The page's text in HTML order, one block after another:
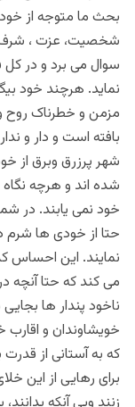
بحث ما متوجه از
شخصیت، عزت ، شرف،
سوال می برد و در
نماید. هرچند خود
مزمن و خطرناک روح
بافته است و دار و
شهر پرزرق وبرق از
شده اند و هرچه نگاه
خود نمی یابند. در
حتا از خودی ها شرم
نمایند. این احساس
می کند که حتا آنچه
ناخود پندار ها
خویشاوندان و
که به آستانی از قدرت
برای رهایی از این